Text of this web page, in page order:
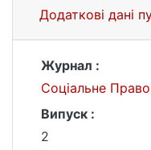
Додаткові дані
Журнал :
Соціальне Право
Випуск :
2